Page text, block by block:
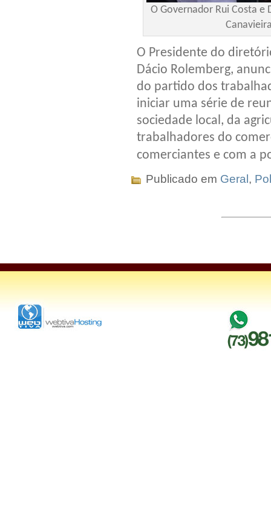
O Governador Rui Costa e
O Presidente do
Dácio Rolemberg,
do partido dos
iniciar uma série de
sociedade local, da
trabalhadores do
comerciantes e com a
Publicado em Geral ,